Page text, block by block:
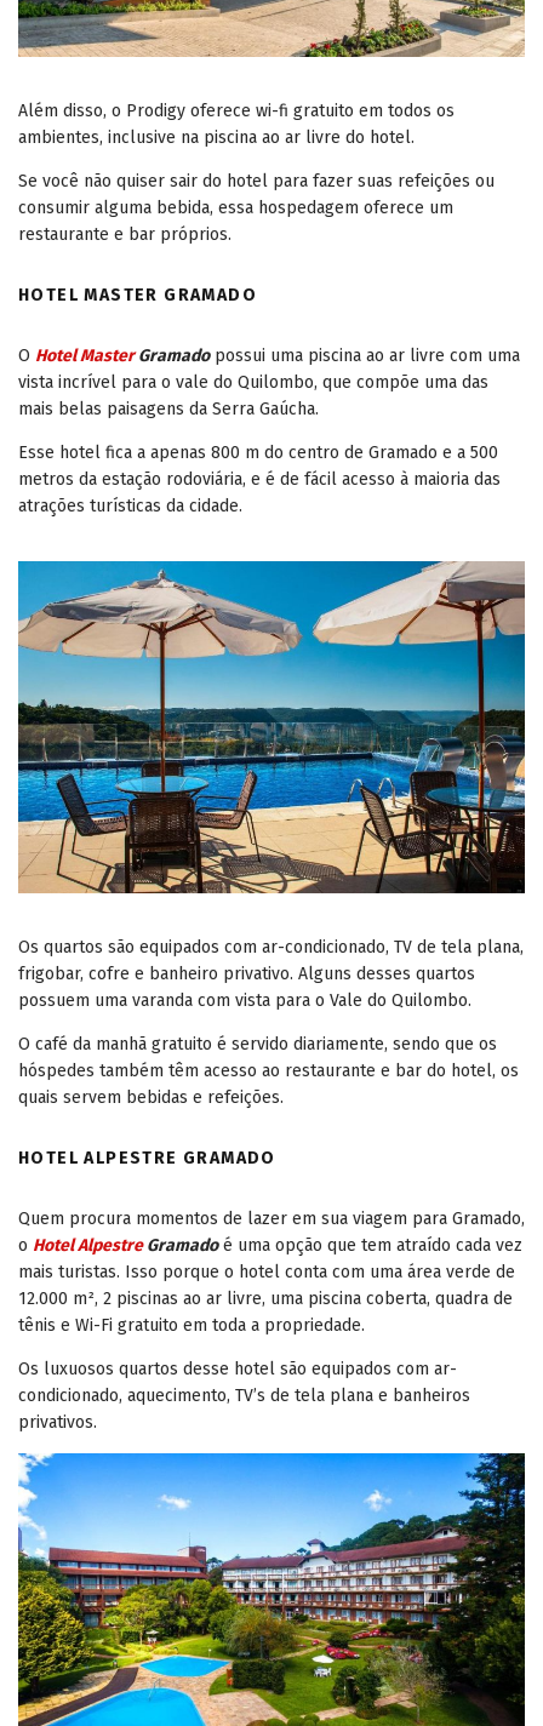
Além disso, o Prodigy oferece wi-fi gratuito em todos os
ambientes, inclusive na piscina ao ar livre do hotel.
Se você não quiser sair do hotel para fazer suas refeições ou
consumir alguma bebida, essa hospedagem oferece um
restaurante e bar próprios.
HOTEL MASTER GRAMADO
O Hotel MasterGramadopossui uma piscina ao ar livre com uma
vista incrível para o vale do Quilombo, que compõe uma das
mais belas paisagens da Serra Gaúcha.
Esse hotel fica a apenas 800 m do centro de Gramado e a 500
metros da estação rodoviária, e é de fácil acesso à maioria das
atrações turísticas da cidade.
Os quartos são equipados com ar-condicionado, TV de tela plana,
frigobar, cofre e banheiro privativo. Alguns desses quartos
possuem uma varanda com vista para o Vale do Quilombo.
O café da manhã gratuito é servido diariamente, sendo que os
hóspedes também têm acesso ao restaurante e bar do hotel, os
quais servem bebidas e refeições.
HOTEL ALPESTRE GRAMADO
Quem procura momentos de lazer em sua viagem para Gramado,
o Hotel AlpestreGramadoé uma opção que tem atraído cada vez
mais turistas. Isso porque o hotel conta com uma área verde de
12.000 m², 2 piscinas ao ar livre, uma piscina coberta, quadra de
tênis e Wi-Fi gratuito em toda a propriedade.
Os luxuosos quartos desse hotel são equipados com ar-
condicionado, aquecimento, TV’s de tela plana e banheiros
privativos.